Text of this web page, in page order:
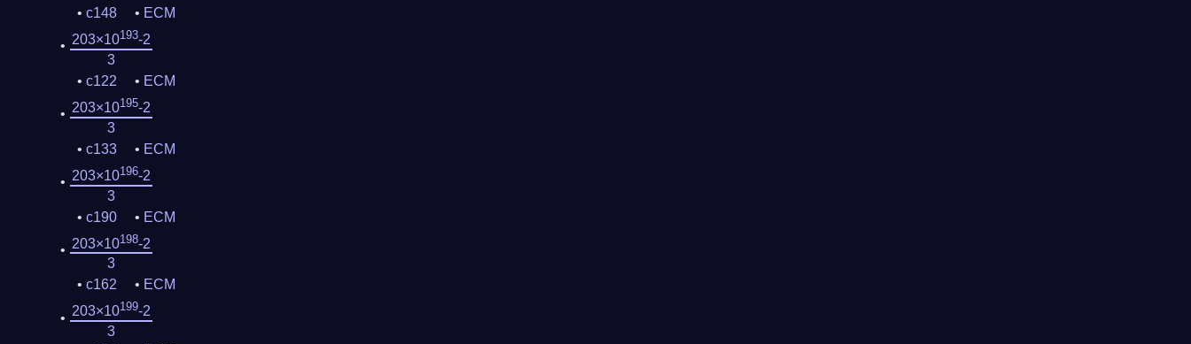
c148
ECM
203×10193-2
3
c122
ECM
203×10195-2
3
c133
ECM
203×10196-2
3
c190
ECM
203×10198-2
3
c162
ECM
203×10199-2
3